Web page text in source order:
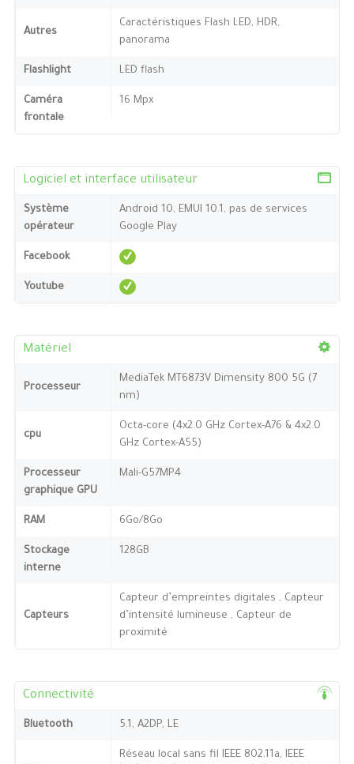
Autres
Caractéristiques Flash LED, HDR,
panorama
Flashlight LED flash
Caméra
frontale
16 Mpx
Logiciel et interface utilisateur
Système
opérateur
Android 10, EMUI 10.1, pas de services
Google Play
Facebook
Youtube
Matériel
Processeur
MediaTek MT6873V Dimensity 800 5G (7
nm)
cpu
Octa-core (4x2.0 GHz Cortex-A76 & 4x2.0
GHz Cortex-A55)
Processeur
graphique GPU
Mali-G57MP4
RAM 6Go/8Go
Stockage
interne
128GB
Capteurs
Capteur d’empreintes digitales , Capteur
d’intensité lumineuse , Capteur de
proximité
Connectivité
Bluetooth 5.1, A2DP, LE
Réseau local sans fil IEEE 802.11a, IEEE